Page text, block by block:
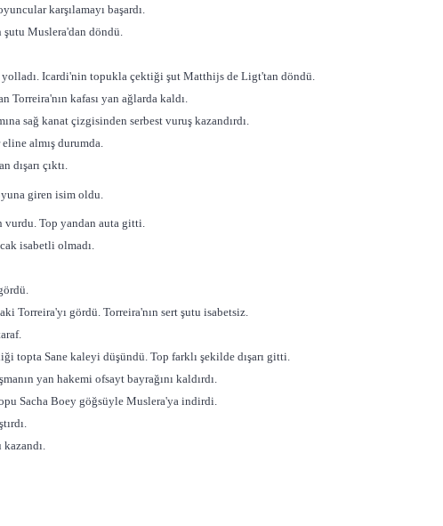
karşılamayı başardı.
şutu Muslera'dan döndü.
yolladı. Icardi'nin topukla çektiği şut Matthijs de Ligt'tan döndü.
Torreira'nın kafası yan ağlarda kaldı.
sağ kanat çizgisinden serbest vuruş kazandırdı.
almış durumda.
dışarı çıktı.
giren isim oldu.
vurdu. Top yandan auta gitti.
isabetli olmadı.
Torreira'yı gördü. Torreira'nın sert şutu isabetsiz.
topta Sane kaleyi düşündü. Top farklı şekilde dışarı gitti.
yan hakemi ofsayt bayrağını kaldırdı.
Sacha Boey göğsüyle Muslera'ya indirdi.
kazandı.